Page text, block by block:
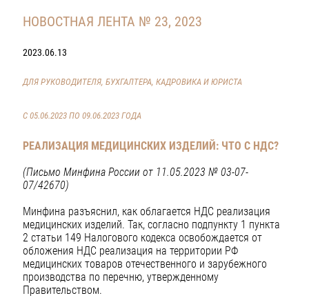
НОВОСТНАЯ ЛЕНТА № 23, 2023
2023.06.13
ДЛЯ РУКОВОДИТЕЛЯ, БУХГАЛТЕРА, КАДРОВИКА И ЮРИСТА
С 05.06.2023 ПО 09.06.2023 ГОДА
РЕАЛИЗАЦИЯ МЕДИЦИНСКИХ ИЗДЕЛИЙ: ЧТО С НДС?
(Письмо Минфина России от 11.05.2023 № 03-07-
07/42670)
Минфина разъяснил, как облагается НДС реализация
медицинских изделий. Так, согласно подпункту 1 пункта
2 статьи 149 Налогового кодекса освобождается от
обложения НДС реализация на территории РФ
медицинских товаров отечественного и зарубежного
производства по перечню, утвержденному
Правительством.